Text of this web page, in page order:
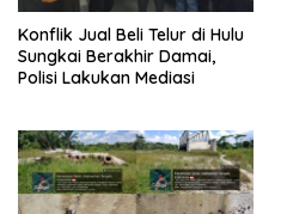
Konflik Jual Beli Telur di Hulu
Sungkai Berakhir Damai,
Polisi Lakukan Mediasi